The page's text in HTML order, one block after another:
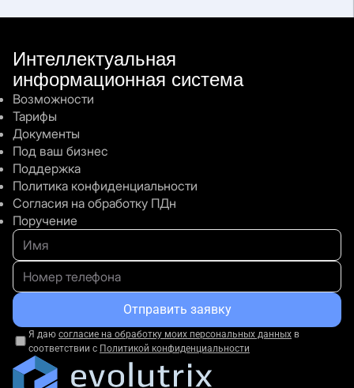
Что дает модуль написания амбулаторных
карт?
Остались вопросы?
Мы будем рады Вамвсе
Оставьте свой контактный телефон и наш
специалист свяжется с Вами.
Интеллектуальная
информационная система
Возможности
Тарифы
Документы
Под ваш бизнес
Поддержка
Политика конфиденциальности
Согласия на обработку ПДн
Поручение
Отправить заявку
Я даю согласие на обработку моих персональных данных в
соответствии с Политикой конфиденциальности